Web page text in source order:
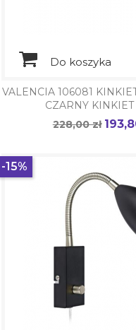
Do koszyka
VALENCIA 106081
CZARNY
Cena
228,00 zł Cena
-15%